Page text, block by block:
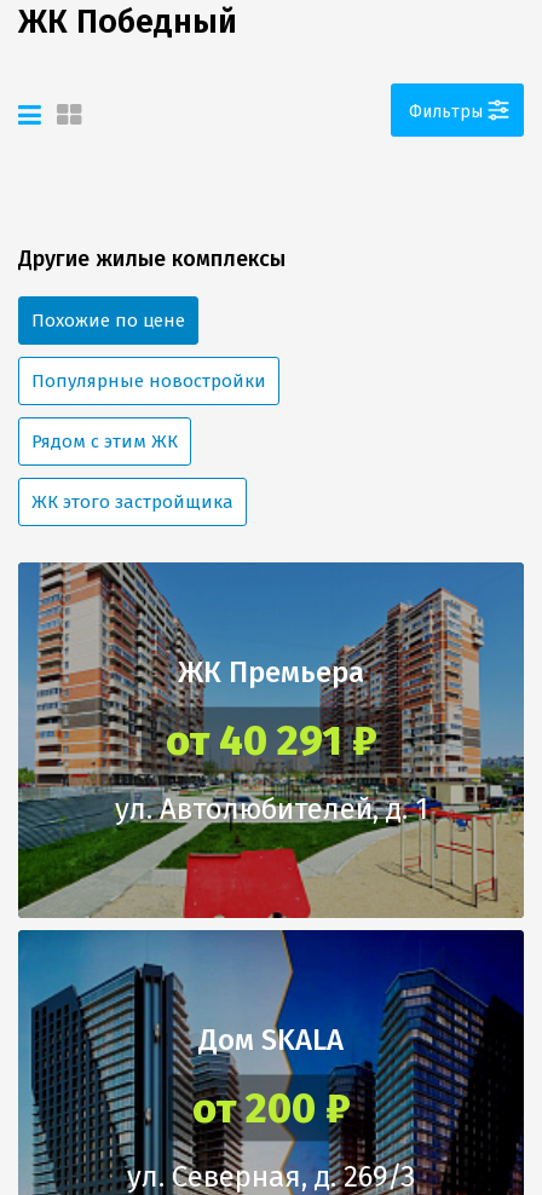
ЖК Победный
Фильтры
Другие жилые комплексы
Похожие по цене
Популярные новостройки
Рядом с этим ЖК
ЖК этого застройщика
ЖК Премьера
от 40 291 ₽
ул. Автолюбителей, д. 1
Дом SKALA
от 200 ₽
ул. Северная, д. 269/3